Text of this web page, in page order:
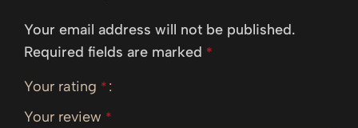
Your email address will not be published.
Required fields are marked *
Your rating *
Your review *